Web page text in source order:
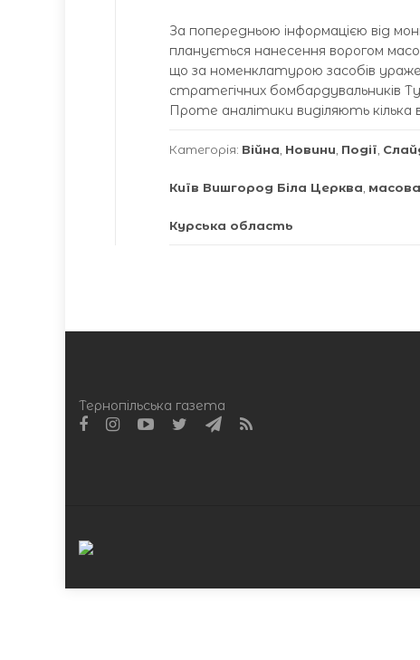
За попередньою інформацією від
планується нанесення ворогом
що за номенклатурою засобів
стратегічних бомбардувальників
Проте аналітики виділяють
Категорія: Війна Новини Події
Київ Вишгород Біла Церква
Курська область
Тернопільська газета